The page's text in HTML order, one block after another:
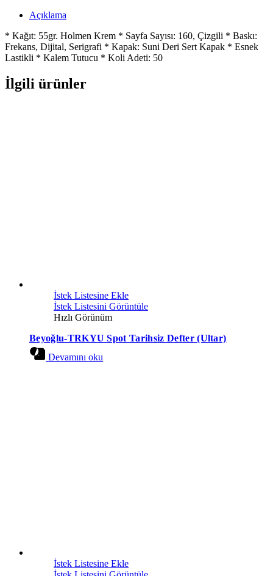
Açıklama
* Kağıt: 55gr. Holmen Krem * Sayfa Sayısı: 160, Çizgili * Baskı:
Frekans, Dijital, Serigrafi * Kapak: Suni Deri Sert Kapak * Esnek
Lastikli * Kalem Tutucu * Koli Adeti: 50
İlgili ürünler
İstek Listesine Ekle
İstek Listesini Görüntüle
Hızlı Görünüm
Beyoğlu-TRKYU Spot Tarihsiz Defter (Ultar)
Devamını oku
İstek Listesine Ekle